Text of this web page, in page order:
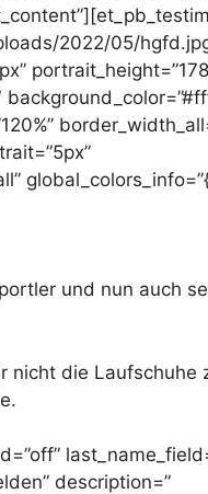
2022/05/
und nun auch
nicht die Laufschuhe
description=”